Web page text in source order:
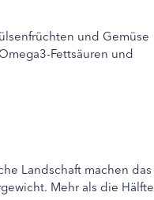
und Gemüse
Fettsäuren und
Landschaft machen das
Mehr als die Hälfte